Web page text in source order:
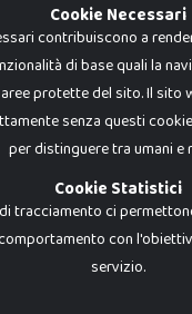
brand di Giocabene Srl. Ogni
è severamente
shop sono di proprietà
pubblicate potrebbero
Posta 8, 20123 Milano (MI)
AN201199 - C.S. 10.000 i.v.
Cookie Necessari
contribuiscono a
di base quali la
protette del sito. Il sito
senza questi
per distinguere tra umani e
Cookie Statistici
tracciamento ci
con
servizio.